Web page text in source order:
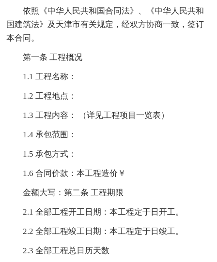
依照《中华人民共和国合同法》、《中华人民共和
国建筑法》及天津市有关规定，经双方协商一致，签订
本合同。
第一条 工程概况
1.1 工程名称：
1.2 工程地点：
1.3 工程内容： （详见工程项目一览表）
1.4 承包范围：
1.5 承包方式：
1.6 合同价款：本工程造价￥
金额大写：第二条 工程期限
2.1 全部工程开工日期：本工程定于日开工。
2.2 全部工程竣工日期：本工程定于日竣工。
2.3 全部工程总日历天数